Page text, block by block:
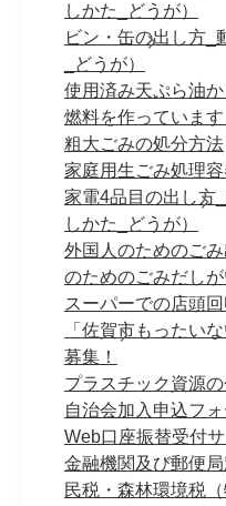
しかた_どうが）
ビン・缶の出し方_
_どうが）
使用済み天ぷら油
燃料を作っていま
粗大ごみの処分方法
家庭用生ごみ処理
家電4品目の出し方
しかた_どうが）
外国人のためのご
のためのごみだしが
スーパーでの店頭
「佐賀市もったい
募集！
プラスチック資源
自治会加入申込フォ
Web口座振替受付
金融機関及び郵便
民税・森林環境税